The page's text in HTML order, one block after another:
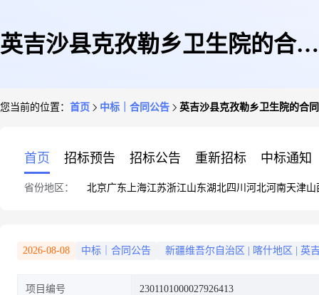
英吉沙县克孜勒乡卫生院的合同
您当前的位置： 首页 中标｜合同公告 英吉沙县克孜勒乡卫生院的合
首页 招标预告 招标公告 重新招标 中标通知
省份地区： 北京广东 上海江苏浙江山东湖北四川 河北河南天津山
2026-08-08 中标｜合同公告 新疆维吾尔自治区 喀什地区 英
项目编号 2301101000027926413